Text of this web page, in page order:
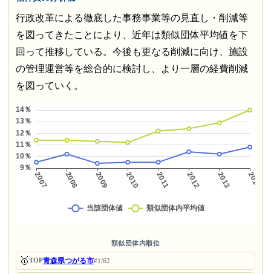
行政改革による徹底した事務事業等の見直し・削減等
を図ってきたことにより、近年は類似団体平均値を下
回って推移している。今後も更なる削減に向け、施設
の管理運営等を総合的に検討し、より一層の経費削減
を図っていく。
類似団体内順位
🥇TOP青森県つがる市#1/62